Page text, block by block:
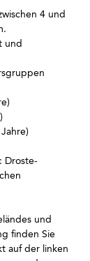
4 und
und
Droste-
und
finden Sie
auf der linken